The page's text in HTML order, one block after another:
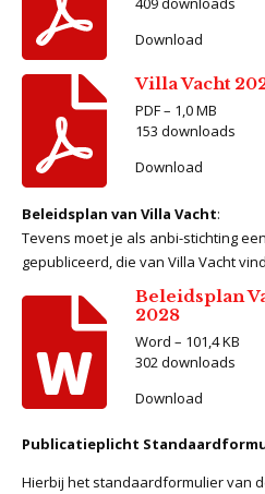
Download
Villa Vacht
PDF – 1,0 MB
153 downloads
Download
Beleidsplan van Villa Vacht:
Tevens moet je als anbi-stichting
gepubliceerd, die van Villa Vacht
Beleidsplan
2028
Word – 101,4 KB
302 downloads
Download
Publicatieplicht
Hierbij het standaardformulier van